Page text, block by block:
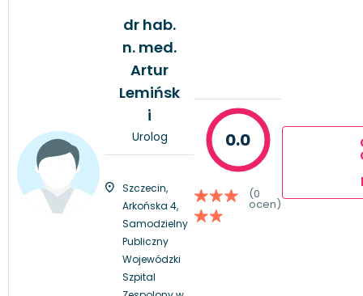
dr hab.
n. med.
Artur
Lemińsk
i
Urolog
Szczecin,
Arkońska 4,
Samodzielny
Publiczny
Wojewódzki
Szpital
0.0
(0
ocen)